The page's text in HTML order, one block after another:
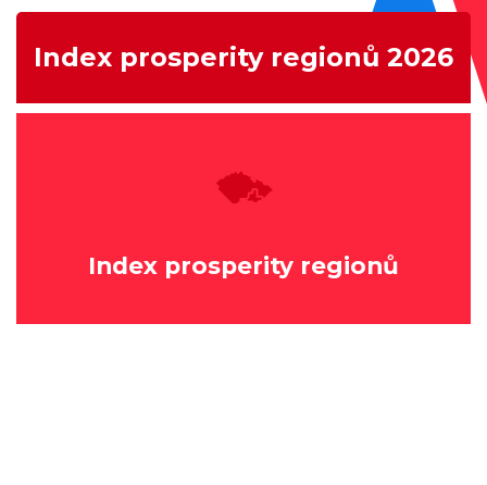
Index prosperity regionů 2026
Index prosperity regionů